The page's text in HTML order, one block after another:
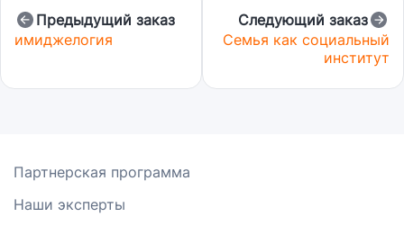
Предыдущий заказ
имиджелогия
Следующий заказ
Семья как социальный
институт
Партнерская программа
Наши эксперты